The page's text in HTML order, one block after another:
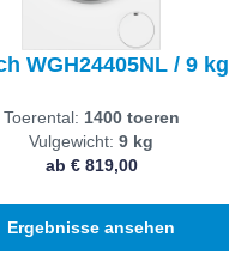
WGH24405NL / 9 kg
Toerental: 1400 toeren
Vulgewicht: 9 kg
ab € 819,00
Ergebnisse ansehen